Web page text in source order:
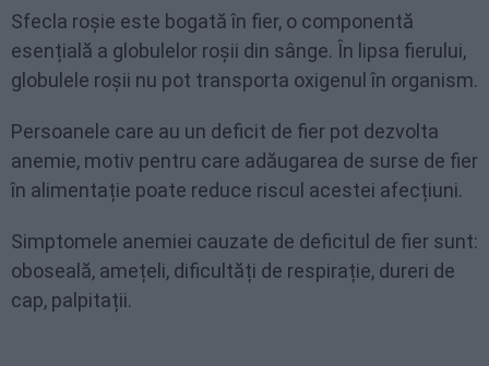
Sfecla roșie este bogată în fier, o componentă
esențială a globulelor roșii din sânge. În lipsa fierului,
globulele roșii nu pot transporta oxigenul în organism.
Persoanele care au un deficit de fier pot dezvolta
anemie, motiv pentru care adăugarea de surse de fier
în alimentație poate reduce riscul acestei afecțiuni.
Simptomele anemiei cauzate de deficitul de fier sunt:
oboseală, amețeli, dificultăți de respirație, dureri de
cap, palpitații.